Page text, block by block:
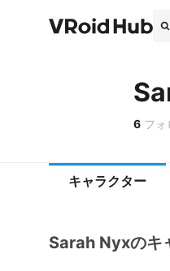
6 フォ
キャラクター
Sarah Nyxのキ